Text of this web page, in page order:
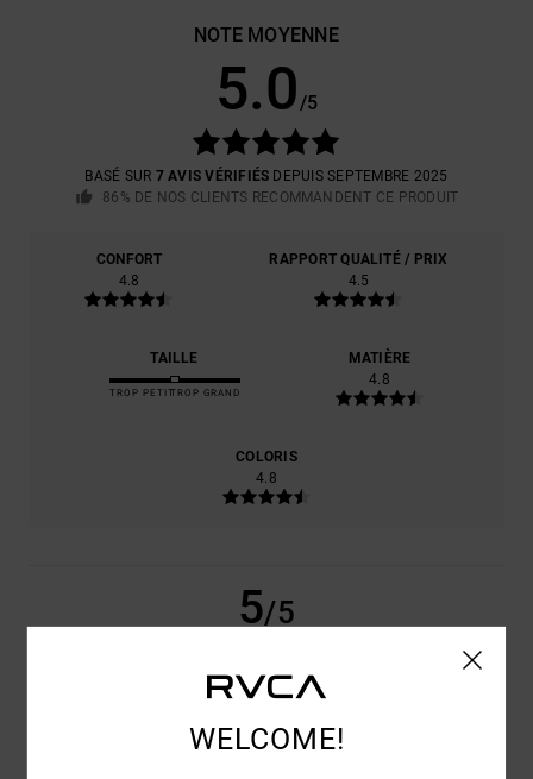
NOTE MOYENNE
5.0/5
BASÉ SUR 7 AVIS VÉRIFIÉS DEPUIS SEPTEMBRE 2025
86% DE NOS CLIENTS RECOMMANDENT CE PRODUIT
CONFORT
4.8
RAPPORT QUALITÉ / PRIX
4.5
TAILLE
TROP PETITTROP GRAND
MATIÈRE
4.8
COLORIS
4.8
5/5
WELCOME!